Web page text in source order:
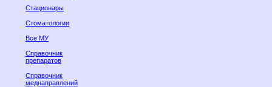
Стационары
Стоматологии
Все МУ
Справочник
препаратов
Справочник
меднаправлений